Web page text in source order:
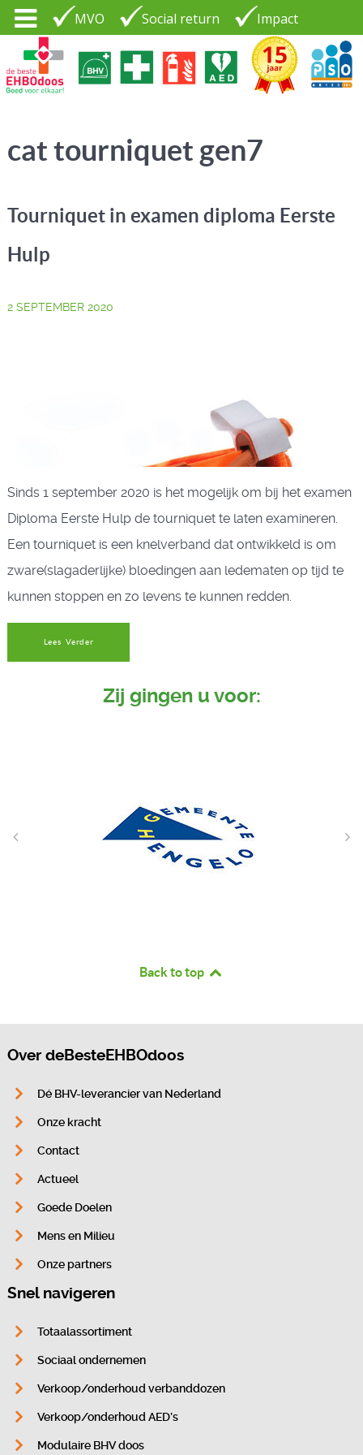
MVO Social return Impact
PSO30+
Tel. 035 - 7370265
cat tourniquet gen7
Tourniquet in examen diploma Eerste
Hulp
2 SEPTEMBER 2020
Sinds 1 september 2020 is het mogelijk om bij het examen
Diploma Eerste Hulp de tourniquet te laten examineren.
Een tourniquet is een knelverband dat ontwikkeld is om
zware(slagaderlijke) bloedingen aan ledematen op tijd te
kunnen stoppen en zo levens te kunnen redden.
Lees Verder
Zij gingen u voor:
Back to top
Over deBesteEHBOdoos
Dé BHV-leverancier van Nederland
Onze kracht
Contact
Actueel
Goede Doelen
Mens en Milieu
Onze partners
Snel navigeren
Totaalassortiment
Sociaal ondernemen
Verkoop/onderhoud verbanddozen
Verkoop/onderhoud AED’s
Modulaire BHV doos